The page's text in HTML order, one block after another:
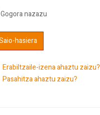
Gogora nazazu
Erabiltzaile-izena ahaztu zaizu?
Pasahitza ahaztu zaizu?